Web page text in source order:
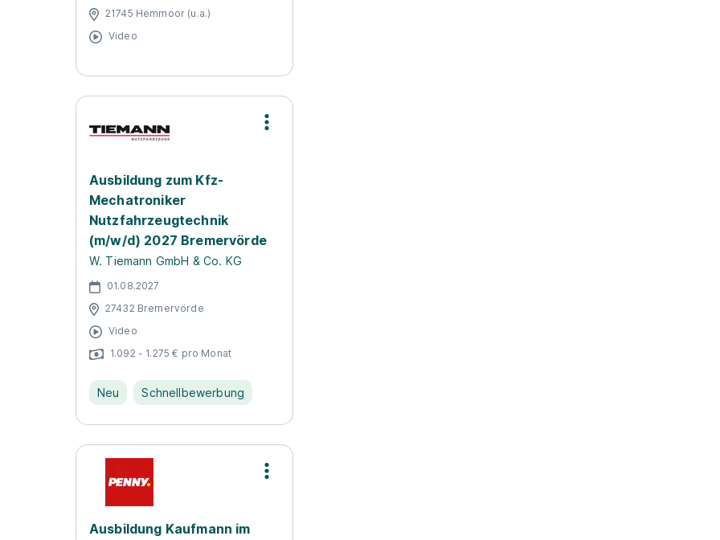
21745 Hemmoor (u.a.)
Video
Ausbildung zum Kfz-
Mechatroniker
Nutzfahrzeugtechnik
(m/w/d) 2027 Bremervörde
W. Tiemann GmbH & Co. KG
01.08.2027
27432 Bremervörde
Video
1.092 - 1.275 € pro Monat
Neu Schnellbewerbung
Ausbildung Kaufmann im